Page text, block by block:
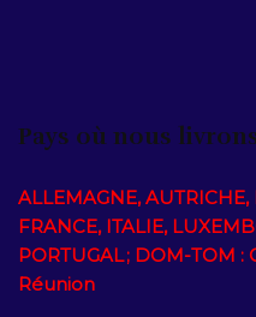
Pays où nous
ALLEMAGNE, AUTRICHE,
FRANCE, ITALIE,
PORTUGAL ; DOM-TOM
Réunion